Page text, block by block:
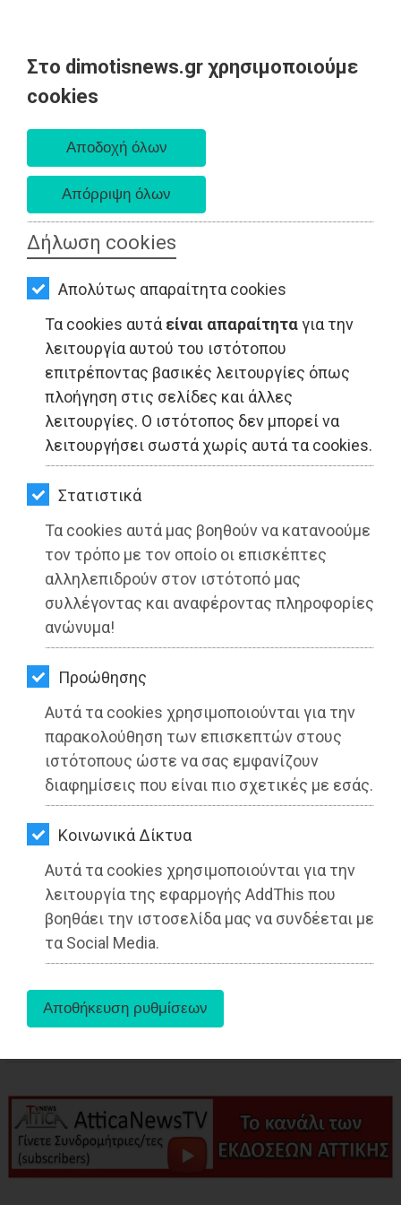
Στο dimotisnews.gr χρησιμοποιούμε
cookies
Δήλωση cookies
Απολύτως απαραίτητα cookies
Τα cookies αυτά είναι απαραίτηταγια την
λειτουργία αυτού του ιστότοπου
επιτρέποντας βασικές λειτουργίες όπως
πλοήγηση στις σελίδες και άλλες
λειτουργίες. Ο ιστότοπος δεν μπορεί να
λειτουργήσει σωστά χωρίς αυτά τα cookies.
Στατιστικά
Τα cookies αυτά μας βοηθούν να κατανοούμε
τον τρόπο με τον οποίο οι επισκέπτες
αλληλεπιδρούν στον ιστότοπό μας
συλλέγοντας και αναφέροντας πληροφορίες
ανώνυμα!
Προώθησης
Αυτά τα cookies χρησιμοποιούνται για την
παρακολούθηση των επισκεπτών στους
ιστότοπους ώστε να σας εμφανίζουν
διαφημίσεις που είναι πιο σχετικές με εσάς.
Kοινωνικά Δίκτυα
Αυτά τα cookies χρησιμοποιούνται για την
λειτουργία της εφαρμογής AddThis που
βοηθάει την ιστοσελίδα μας να συνδέεται με
τα Social Media.
AΡΧΙΚΗ
ΕΙΔΗΣΕΙΣ
ΠΟΛΙΤΙΚΗ
ΤΟΠΙΚΗ
ΑΥΤΟΔΙΟΙΚΗΣΗ
ΟΙΚΟΝΟΜΙΑ
ΑΘΛΗΤΙΣΜΟΣ
ΠΟΛΙΤΙΣΜΟΣ
ΣΠΙΤΙ-
ΚΗΠΟΣ
ΥΓΕΙΑ
LIFESTYLE
ΤΑΞΙΔΙΑ
ΕΞΟΔΟΣ
ΠΕΡΙΒΑΛΛΟΝ
ΚΑΤΟΙΚΙΔΙΟ
ΑΓΓΕΛΙΕΣ
ΕΦΗΜΕΡΙΔΕΣ
OΔΗΓΟΣ
ΑΓΟΡΑΣ
ΨΙΘΥΡΟΙ
ΑΠΟΣΤΟΛΗ
ΑΡΘΡΩΝ
ΑΘΛΗΤΙΣΜΟΣ - Ανατολική Αττική
ΠΑΕ ΑΕΚ: Νέο συμβόλαιο για τον
Βασίλη Χατζηεμμανουήλ
Διαβάστηκε 4517 φορές
Από τo Dimotisnews
aboutus
Ανατολική Αττική ΑΘΛΗΤΙΣΜΟΣ